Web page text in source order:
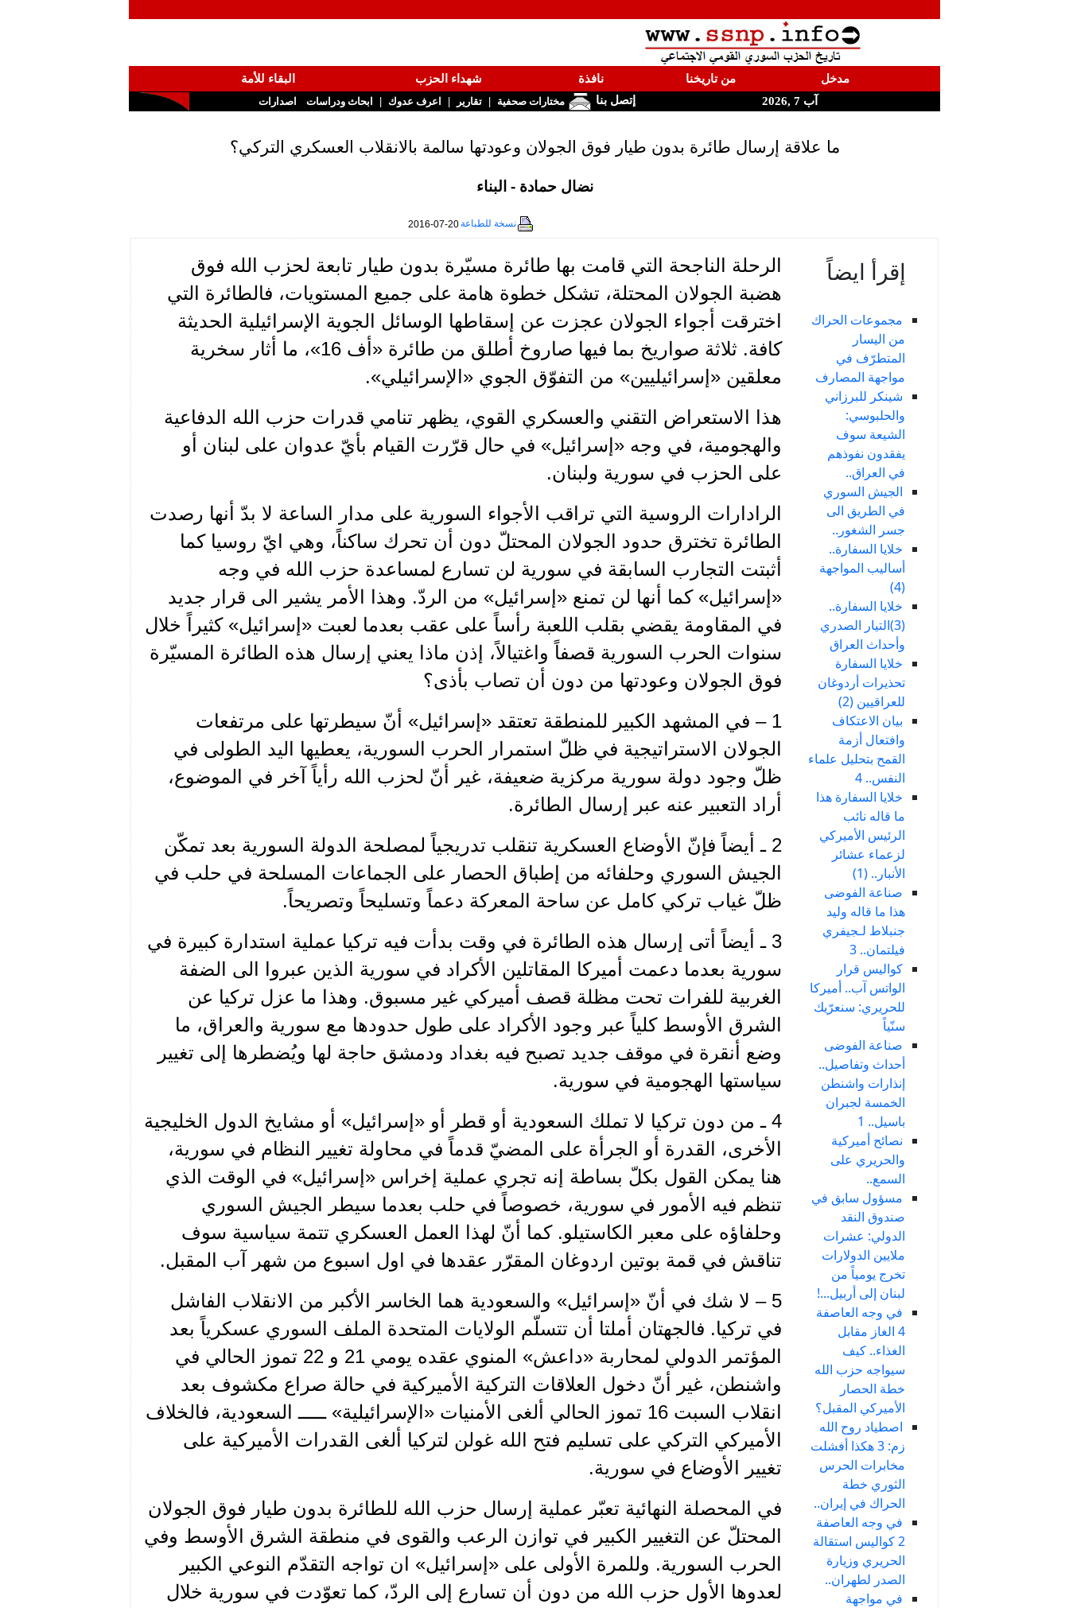
مدخل من تاريخنا نافذة شهداء الحزب
البقاء للأمة
آب 7 ,2026
إتصل بنا مختارات صحفية | تقارير | اعرف عدوك | ابحاث ودراسات اصدارات
ما علاقة إرسال طائرة بدون طيار فوق الجولان وعودتها سالمة بالانقلاب العسكري التركي؟
نضال حمادة - البناء
نسخة للطباعة2016-07-20
إقرأ ايضاً
مجموعات الحراك
من اليسار
المتطرّف في
مواجهة المصارف
شينكر للبرزاني
والحلبوسي:
الشيعة سوف
يفقدون نفوذهم
في العراق..
الجيش السوري
في الطريق الى
جسر الشغور..
خلايا السفارة..
أساليب المواجهة
(4)
خلايا السفارة..
(3)التيار الصدري
وأحداث العراق
خلايا السفارة
تحذيرات أردوغان
للعراقيين (2)
بيان الاعتكاف
وافتعال أزمة
القمح بتحليل علماء
النفس.. 4
خلايا السفارة هذا
ما قاله نائب
الرئيس الأميركي
لزعماء عشائر
الأنبار.. (1)
صناعة الفوضى
هذا ما قاله وليد
جنبلاط لـجيفري
فيلتمان.. 3
كواليس قرار
الواتس آب.. أميركا
للحريري: سنعرّيك
سنّياً
صناعة الفوضى
أحداث وتفاصيل..
إنذارات واشنطن
الخمسة لجبران
باسيل.. 1
نصائح أميركية
والحريري على
السمع..
مسؤول سابق في
صندوق النقد
الدولي: عشرات
ملايين الدولارات
تخرج يومياً من
لبنان إلى أربيل...!
في وجه العاصفة
4 الغاز مقابل
الغذاء.. كيف
سيواجه حزب الله
خطة الحصار
الأميركي المقبل؟
اصطياد روح الله
زم: 3 هكذا أفشلت
مخابرات الحرس
الثوري خطة
الحراك في إيران..
في وجه العاصفة
2 كواليس استقالة
الحريري وزيارة
الصدر لطهران..
في مواجهة
الرحلة الناجحة التي قامت بها طائرة مسيّرة بدون طيار تابعة لحزب الله فوق
هضبة الجولان المحتلة، تشكل خطوة هامة على جميع المستويات، فالطائرة التي
اخترقت أجواء الجولان عجزت عن إسقاطها الوسائل الجوية الإسرائيلية الحديثة
كافة. ثلاثة صواريخ بما فيها صاروخ أطلق من طائرة «أف 16»، ما أثار سخرية
معلقين «إسرائيليين» من التفوّق الجوي «الإسرائيلي».
هذا الاستعراض التقني والعسكري القوي، يظهر تنامي قدرات حزب الله الدفاعية
والهجومية، في وجه «إسرائيل» في حال قرّرت القيام بأيّ عدوان على لبنان أو
على الحزب في سورية ولبنان.
الرادارات الروسية التي تراقب الأجواء السورية على مدار الساعة لا بدّ أنها رصدت
الطائرة تخترق حدود الجولان المحتلّ دون أن تحرك ساكناً، وهي ايّ روسيا كما
أثبتت التجارب السابقة في سورية لن تسارع لمساعدة حزب الله في وجه
«إسرائيل» كما أنها لن تمنع «إسرائيل» من الردّ. وهذا الأمر يشير الى قرار جديد
في المقاومة يقضي بقلب اللعبة رأساً على عقب بعدما لعبت «إسرائيل» كثيراً خلال
سنوات الحرب السورية قصفاً واغتيالاً، إذن ماذا يعني إرسال هذه الطائرة المسيّرة
فوق الجولان وعودتها من دون أن تصاب بأذى؟
1 – في المشهد الكبير للمنطقة تعتقد «إسرائيل» أنّ سيطرتها على مرتفعات
الجولان الاستراتيجية في ظلّ استمرار الحرب السورية، يعطيها اليد الطولى في
ظلّ وجود دولة سورية مركزية ضعيفة، غير أنّ لحزب الله رأياً آخر في الموضوع،
أراد التعبير عنه عبر إرسال الطائرة.
2 ـ أيضاً فإنّ الأوضاع العسكرية تنقلب تدريجياً لمصلحة الدولة السورية بعد تمكّن
الجيش السوري وحلفائه من إطباق الحصار على الجماعات المسلحة في حلب في
ظلّ غياب تركي كامل عن ساحة المعركة دعماً وتسليحاً وتصريحاً.
3 ـ أيضاً أتى إرسال هذه الطائرة في وقت بدأت فيه تركيا عملية استدارة كبيرة في
سورية بعدما دعمت أميركا المقاتلين الأكراد في سورية الذين عبروا الى الضفة
الغربية للفرات تحت مظلة قصف أميركي غير مسبوق. وهذا ما عزل تركيا عن
الشرق الأوسط كلياً عبر وجود الأكراد على طول حدودها مع سورية والعراق، ما
وضع أنقرة في موقف جديد تصبح فيه بغداد ودمشق حاجة لها ويُضطرها إلى تغيير
سياستها الهجومية في سورية.
4 ـ من دون تركيا لا تملك السعودية أو قطر أو «إسرائيل» أو مشايخ الدول الخليجية
الأخرى، القدرة أو الجرأة على المضيّ قدماً في محاولة تغيير النظام في سورية،
هنا يمكن القول بكلّ بساطة إنه تجري عملية إخراس «إسرائيل» في الوقت الذي
تنظم فيه الأمور في سورية، خصوصاً في حلب بعدما سيطر الجيش السوري
وحلفاؤه على معبر الكاستيلو. كما أنّ لهذا العمل العسكري تتمة سياسية سوف
تناقش في قمة بوتين اردوغان المقرّر عقدها في اول اسبوع من شهر آب المقبل.
5 – لا شك في أنّ «إسرائيل» والسعودية هما الخاسر الأكبر من الانقلاب الفاشل
في تركيا. فالجهتان أملتا أن تتسلّم الولايات المتحدة الملف السوري عسكرياً بعد
المؤتمر الدولي لمحاربة «داعش» المنوي عقده يومي 21 و 22 تموز الحالي في
واشنطن، غير أنّ دخول العلاقات التركية الأميركية في حالة صراع مكشوف بعد
انقلاب السبت 16 تموز الحالي ألغى الأمنيات «الإسرائيلية» ـــــ السعودية، فالخلاف
الأميركي التركي على تسليم فتح الله غولن لتركيا ألغى القدرات الأميركية على
تغيير الأوضاع في سورية.
في المحصلة النهائية تعبّر عملية إرسال حزب الله للطائرة بدون طيار فوق الجولان
المحتلّ عن التغيير الكبير في توازن الرعب والقوى في منطقة الشرق الأوسط وفي
الحرب السورية. وللمرة الأولى على «إسرائيل» ان تواجه التقدّم النوعي الكبير
لعدوها الأول حزب الله من دون أن تسارع إلى الردّ، كما تعوّدت في سورية خلال